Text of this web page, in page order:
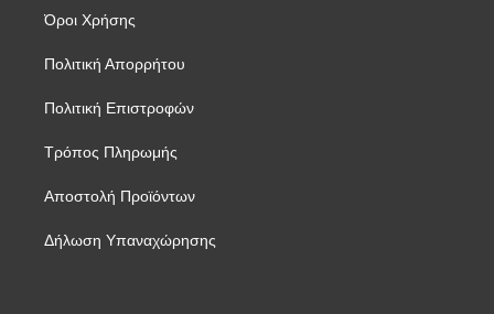
Όροι Χρήσης
Πολιτική Απορρήτου
Πολιτική Επιστροφών
Τρόπος Πληρωμής
Αποστολή Προϊόντων
Δήλωση Υπαναχώρησης